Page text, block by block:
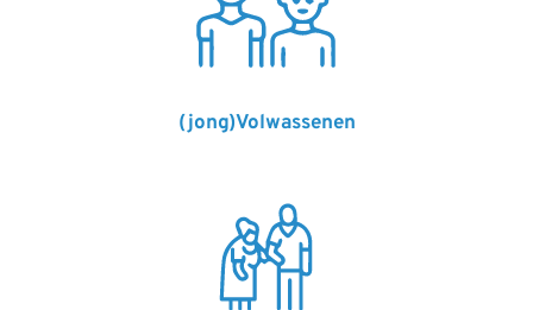
(jong)Volwassenen